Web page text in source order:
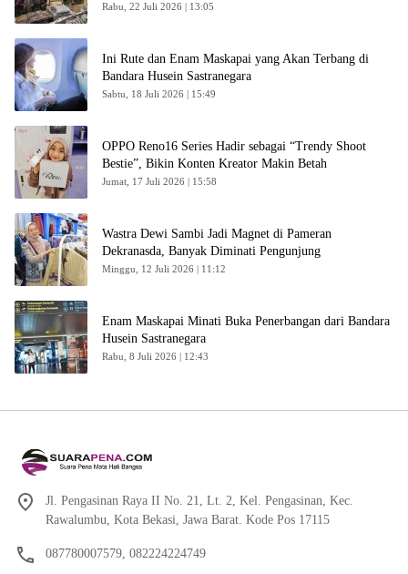
Rabu, 22 Juli 2026 | 13:05
Ini Rute dan Enam Maskapai yang Akan Terbang di
Bandara Husein Sastranegara
Sabtu, 18 Juli 2026 | 15:49
OPPO Reno16 Series Hadir sebagai “Trendy Shoot
Bestie”, Bikin Konten Kreator Makin Betah
Jumat, 17 Juli 2026 | 15:58
Wastra Dewi Sambi Jadi Magnet di Pameran
Dekranasda, Banyak Diminati Pengunjung
Minggu, 12 Juli 2026 | 11:12
Enam Maskapai Minati Buka Penerbangan dari Bandara
Husein Sastranegara
Rabu, 8 Juli 2026 | 12:43
Jl. Pengasinan Raya II No. 21, Lt. 2, Kel. Pengasinan, Kec.
Rawalumbu, Kota Bekasi, Jawa Barat. Kode Pos 17115
087780007579, 082224224749